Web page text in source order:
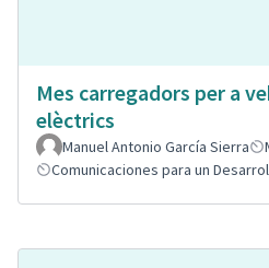
Mes carregadors per a
elèctrics
Manuel Antonio García Sierra
Comunicaciones para un